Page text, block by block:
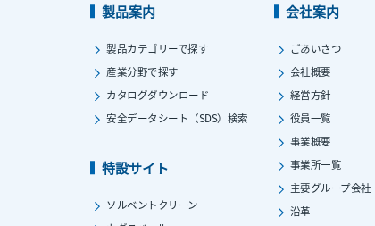
製品案内
製品カテゴリーで探す
産業分野で探す
カタログダウンロード
安全データシート（SDS）検索
特設サイト
ソルベントクリーン
会社案内
ごあいさつ
会社概要
経営方針
役員一覧
事業概要
事業所一覧
主要グループ会社
沿革